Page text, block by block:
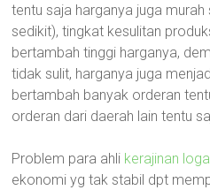
tentu saja harganya juga
sedikit), tingkat kesulitan
bertambah tinggi harganya,
tidak sulit, harganya juga
bertambah banyak orderan
orderan dari daerah lain tentu
Problem para ahli kerajinan
ekonomi yg tak stabil dpt